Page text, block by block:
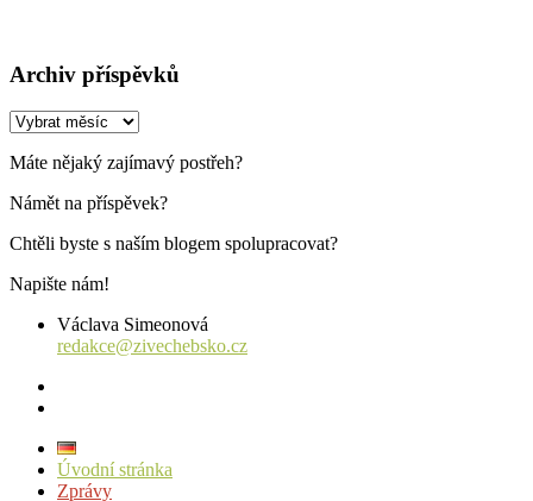
Archiv příspěvků
Archiv
Máte nějaký zajímavý postřeh?
Námět na příspěvek?
Chtěli byste s naším blogem spolupracovat?
Napište nám!
Václava Simeonová
redakce@zivechebsko.cz
Úvodní stránka
Zprávy